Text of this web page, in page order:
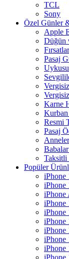
TCL
Sony
Özel Günler
Apple
Düğün
Pasaj
Karne
Kurban
Resmi
Pasaj
Taksitli
Popüler
iPhone
iPhone
iPhone
iPhone
iPhone
iPhone
iPhone
iPhone
iPhone
iPhone